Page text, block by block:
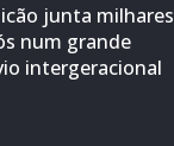
junta milhares
num grande
intergeracional